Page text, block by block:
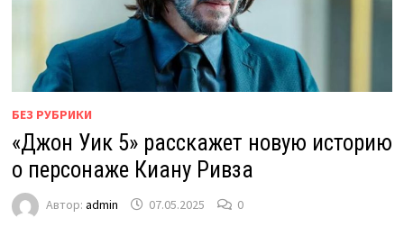
БЕЗ РУБРИКИ
«Джон Уик 5» расскажет новую историю
о персонаже Киану Ривза
Автор: admin 07.05.2025 0